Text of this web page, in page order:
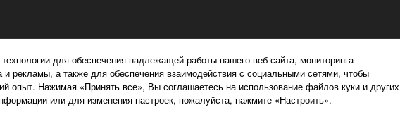
для обеспечения надлежащей работы нашего веб-сайта, мониторинга
и рекламы, а также для обеспечения взаимодействия с социальными сетями, чтобы
опыт. Нажимая «Принять все», Вы соглашаетесь на использование файлов куки и других
или для изменения настроек, пожалуйста, нажмите «Настроить».